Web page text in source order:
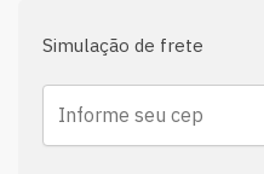
Simulação de frete